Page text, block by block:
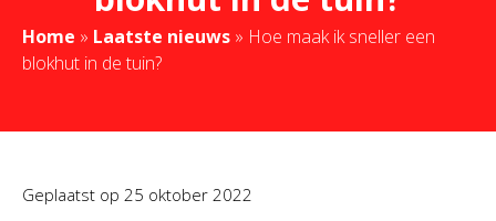
Home » Laatste nieuws » Hoe maak ik sneller een
blokhut in de tuin?
Geplaatst op 25 oktober 2022